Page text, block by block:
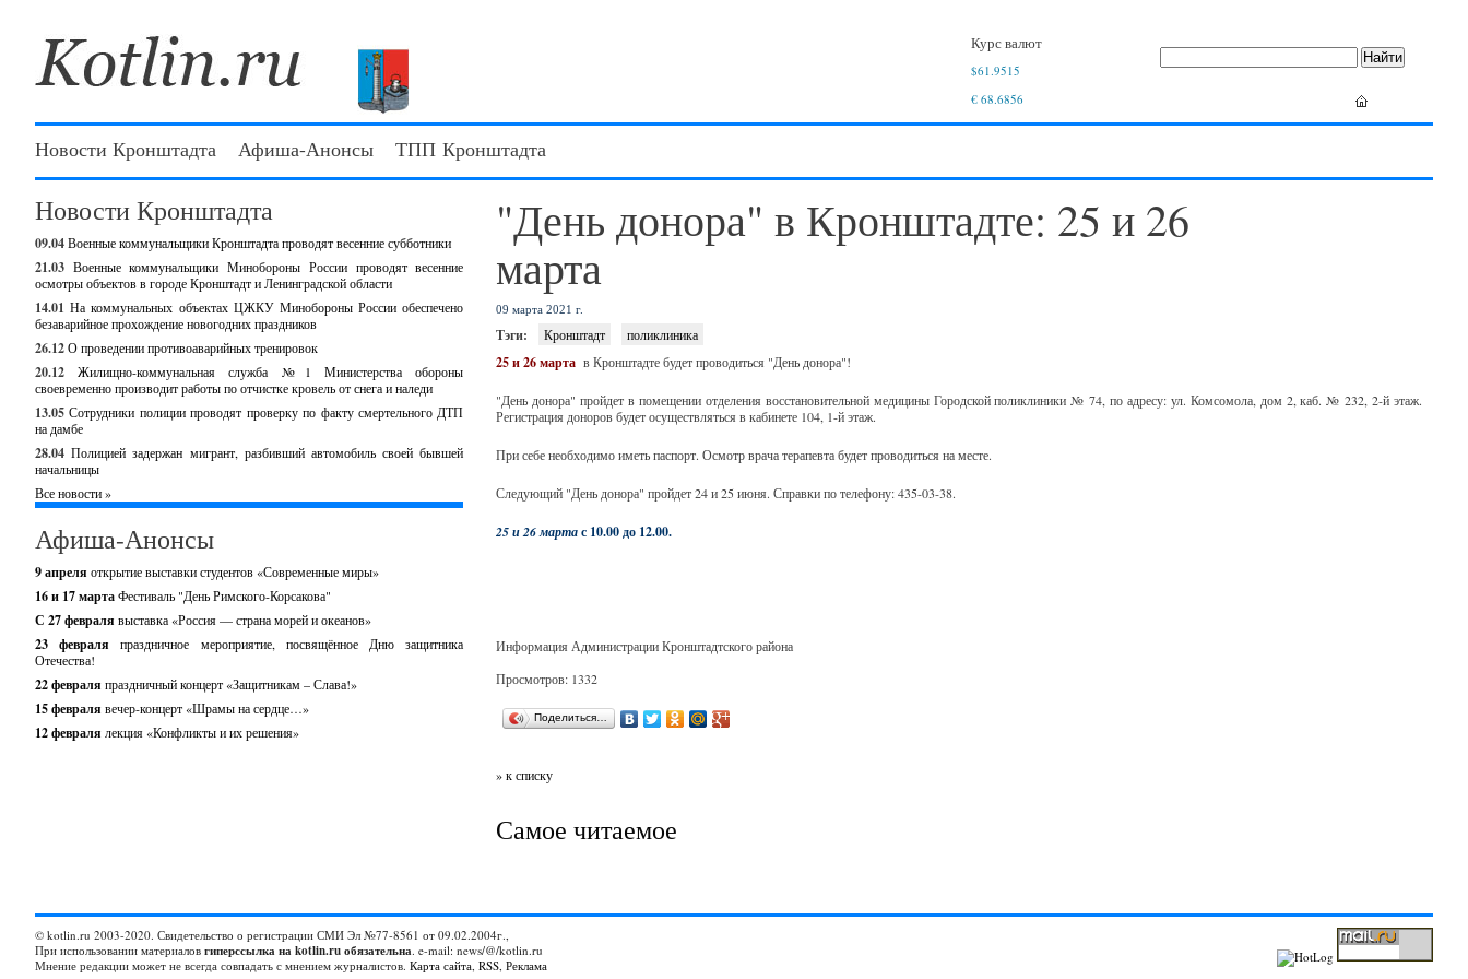
Курс валют
$61.9515
€ 68.6856
Новости Кронштадта Афиша-Анонсы ТПП Кронштадта
Новости Кронштадта
09.04Военные коммунальщики Кронштадта проводят весенние субботники
21.03 Военные коммунальщики Минобороны России проводят весенние
осмотры объектов в городе Кронштадт и Ленинградской области
14.01 На коммунальных объектах ЦЖКУ Минобороны России обеспечено
безаварийное прохождение новогодних праздников
26.12О проведении противоаварийных тренировок
20.12
Жилищно-коммунальная служба №1 Министерства обороны
своевременно производит работы по отчистке кровель от снега и наледи
13.05 Сотрудники полиции проводят проверку по факту смертельного ДТП
на дамбе
28.04 Полицией задержан мигрант, разбивший автомобиль своей бывшей
начальницы
Все новости »
Афиша-Анонсы
9 апреля открытие выставки студентов «Современные миры»
16 и 17 мартаФестиваль "День Римского-Корсакова"
С 27 февраля выставка «Россия — страна морей и океанов»
23 февраляпраздничное мероприятие, посвящённое Дню защитника
Отечества!
22 февраля праздничный концерт «Защитникам – Слава!»
15 февраля вечер-концерт «Шрамы на сердце…»
12 февраля лекция «Конфликты и их решения»
"День донора" в Кронштадте: 25 и 26
марта
09 марта 2021 г.
Тэги: Кронштадт поликлиника
25 и 26 марта в Кронштадте будет проводиться "День донора"!
"День донора" пройдет в помещении отделения восстановительной медицины Городской поликлиники № 74, по адресу: ул. Комсомола, дом 2, каб. № 232, 2-й этаж.
Регистрация доноров будет осуществляться в кабинете 104, 1-й этаж.
При себе необходимо иметь паспорт. Осмотр врача терапевта будет проводиться на месте.
Следующий "День донора" пройдет 24 и 25 июня. Справки по телефону: 435-03-38.
25 и 26 мартас 10.00 до 12.00.
Информация Администрации Кронштадтского района
Просмотров: 1332
Поделиться…
» к списку
Самое читаемое
© kotlin.ru 2003-2020. Свидетельство о регистрации СМИ Эл №77-8561 от 09.02.2004г.,
При использовании материалов гиперссылка на kotlin.ru обязательна. e-mail: news/@/kotlin.ru
Мнение редакции может не всегда совпадать с мнением журналистов. Карта сайта, RSS, Реклама